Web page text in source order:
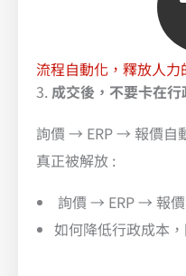
流程自動化，釋放人
3. 成交後，不要卡在行
詢價 → ERP → 報價自
真正被解放 :
詢價 → ERP → 報
如何降低行政成本